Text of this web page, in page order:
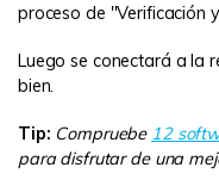
proceso de "Verificación
Luego se conectará a la
bien.
Tip: Compruebe 12
para disfrutar de una